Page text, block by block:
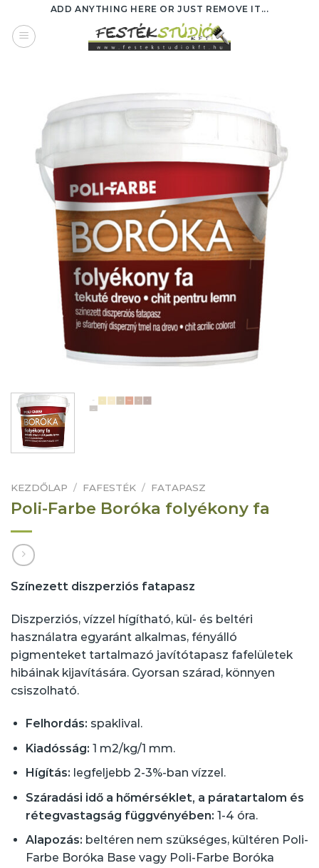
content
ADD ANYTHING HERE OR JUST REMOVE IT...
KEZDŐLAP / FAFESTÉK / FATAPASZ
Poli-Farbe Boróka folyékony fa
Színezett diszperziós fatapasz
Diszperziós, vízzel hígítható, kül- és beltéri
használatra egyaránt alkalmas, fényálló
pigmenteket tartalmazó javítótapasz fafelületek
hibáinak kijavítására. Gyorsan szárad, könnyen
csiszolható.
Felhordás: spaklival.
Kiadósság: 1 m2/kg/1 mm.
Hígítás: legfeljebb 2-3%-ban vízzel.
Száradási idő a hőmérséklet, a páratartalom és
rétegvastagság függvényében: 1-4 óra.
Alapozás: beltéren nem szükséges, kültéren Poli-
Farbe Boróka Base vagy Poli-Farbe Boróka